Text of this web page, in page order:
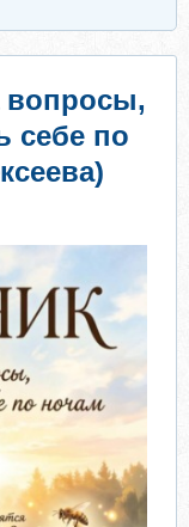
вопросы,
себе по